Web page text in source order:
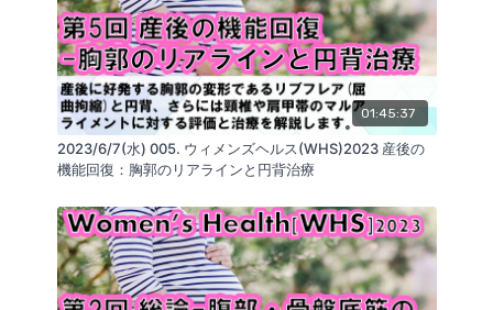
・原因因子の治療
・結果因子の治療
・頚頚腕症候群の治療
・顔面神経
・副神経・肩甲背神経
・腕神経叢
01:45:37
2023/6/7(水) 005. ウィメンズヘルス(WHS)2023 産後の
機能回復：胸郭のリアラインと円背治療